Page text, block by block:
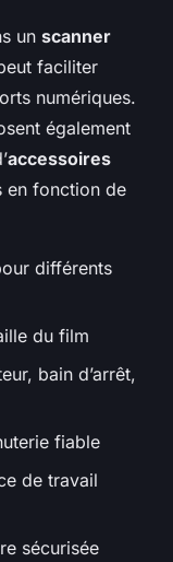
un scanner
faciliter
numériques.
également
accessoires
en fonction de
différents
du film
bain d’arrêt,
fiable
de travail
sécurisée